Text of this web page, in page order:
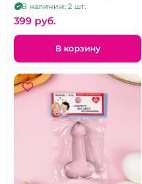
В наличии: 2 шт.
399 pуб.
В корзину